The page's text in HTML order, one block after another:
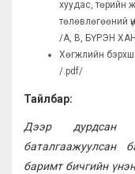
хуудас, төрийн
төлөвлөгөөний
/A, B, БҮРЭН
Хөгжлийн
/.pdf/
Тайлбар:
Дээр дурдсан
баталгаажуулсан
баримт бичгийн